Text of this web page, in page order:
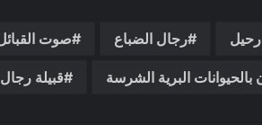
رجال الضباع صوت
البرية الشرسة قبيلة